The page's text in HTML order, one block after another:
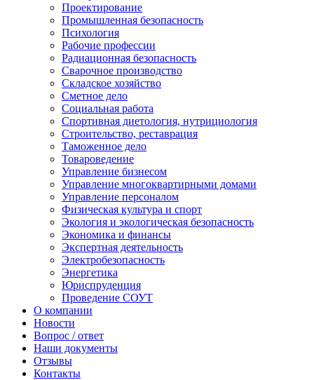
Проектирование
Промышленная безопасность
Психология
Рабочие профессии
Радиационная безопасность
Сварочное производство
Складское хозяйство
Сметное дело
Социальная работа
Спортивная диетология, нутрициология
Строительство, реставрация
Таможенное дело
Товароведение
Управление бизнесом
Управление многоквартирными домами
Управление персоналом
Физическая культура и спорт
Экология и экологическая безопасность
Экономика и финансы
Экспертная деятельность
Электробезопасность
Энергетика
Юриспруденция
Проведение СОУТ
О компании
Новости
Вопрос / ответ
Наши документы
Отзывы
Контакты